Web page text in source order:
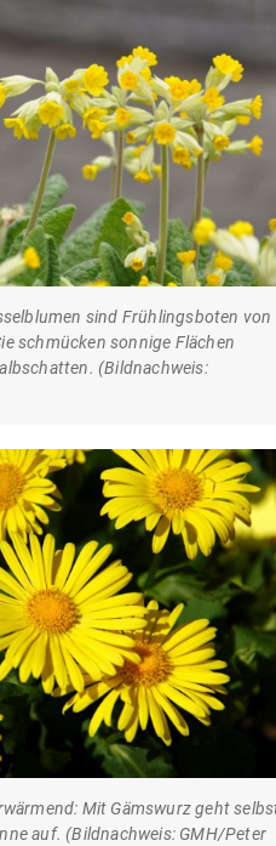
sind Frühlingsboten von
schmücken sonnige Flächen
(Bildnachweis:
Mit Gämswurz geht
auf. (Bildnachweis: GMH/Peter